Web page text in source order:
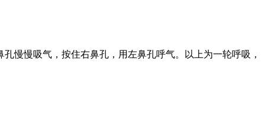
慢吸气，按住右鼻孔，用左鼻孔呼气。以上为一轮呼吸，